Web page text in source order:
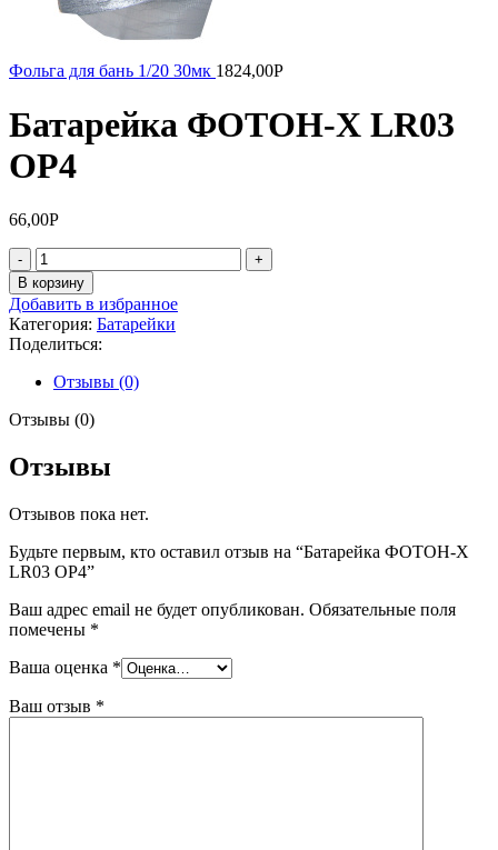
Фольга для бань 1/20 30мк 1824,00Р
Батарейка ФОТОН-Х LR03
ОР4
66,00Р
Количество
товара
Батарейка
ФОТОН-
Х
LR03
ОР4
В корзину
Добавить в избранное
Категория: Батарейки
Поделиться:
Отзывы (0)
Отзывы (0)
Отзывы
Отзывов пока нет.
Будьте первым, кто оставил отзыв на “Батарейка ФОТОН-Х
LR03 ОР4”
Ваш адрес email не будет опубликован. Обязательные поля
помечены *
Ваша оценка *
Ваш отзыв *